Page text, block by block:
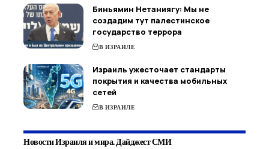
Биньямин Нетаниягу: Мы не
создадим тут палестинское
государство террора
В ИЗРАИЛЕ
Израиль ужесточает стандарты
покрытия и качества мобильных
сетей
В ИЗРАИЛЕ
Новости Израиля и мира. Дайджест СМИ